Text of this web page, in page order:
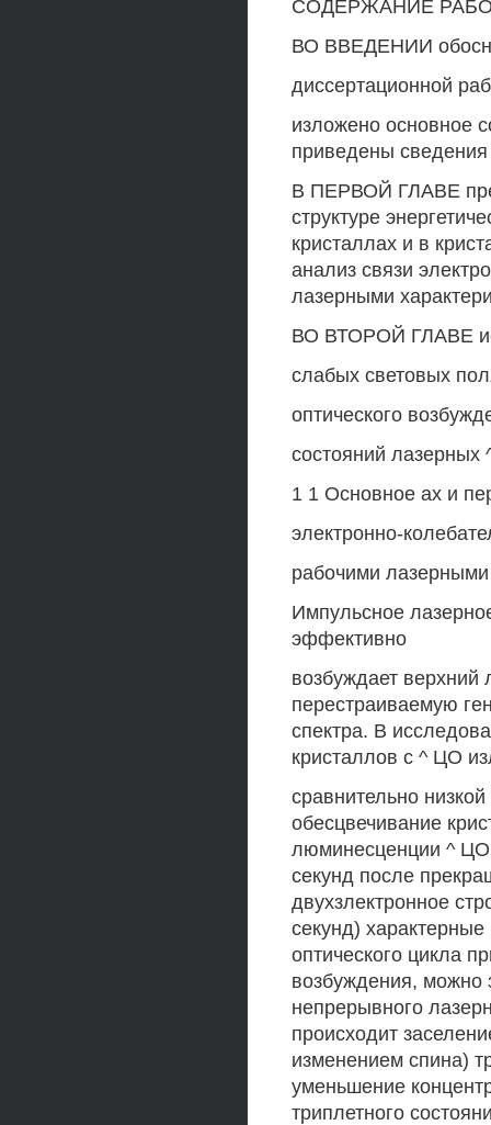
СОДЕРЖАНИЕ
ВО ВВЕДЕНИИ
диссертационной
изложено основное
приведены
В ПЕРВОЙ ГЛАВЕ
структуре
кристаллах и в
анализ связи
лазерными
ВО ВТОРОЙ ГЛАВЕ
слабых световых
оптического
состояний лазерных
1 1 Основное ах и
электронно-
рабочими
Импульсное
эффективно
возбуждает верхний
перестраиваемую
спектра. В
кристаллов с ^ ЦО
сравнительно
обесцвечивание
люминесценции ^ ЦО,
секунд после
двухзлектронное
секунд)
оптического цикла
возбуждения, можно
непрерывного
происходит
изменением спина)
уменьшение
триплетного